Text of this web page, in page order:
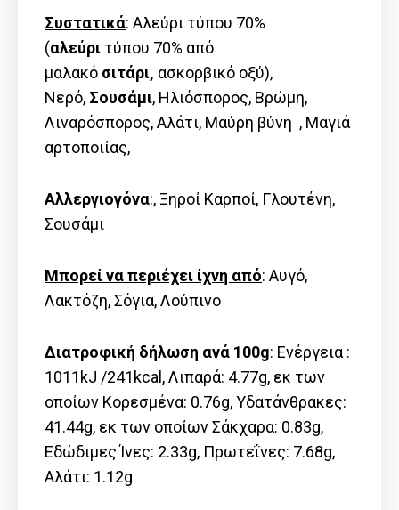
Συστατικά: Αλεύρι τύπου 70%
(αλεύρι τύπου 70% από
μαλακό σιτάρι, ασκορβικό οξύ),
Νερό, Σουσάμι, Ηλιόσπορος, Βρώμη,
Λιναρόσπορος, Αλάτι, Μαύρη βύνη , Μαγιά
αρτοποιίας,
Αλλεργιογόνα:, Ξηροί Καρποί, Γλουτένη,
Σουσάμι
Μπορεί να περιέχει ίχνη από: Αυγό,
Λακτόζη, Σόγια, Λούπινο
Διατροφική δήλωση ανά 100g: Ενέργεια :
1011kJ /241kcal, Λιπαρά: 4.77g, εκ των
οποίων Kορεσμένα: 0.76g, Υδατάνθρακες:
41.44g, εκ των οποίων Σάκχαρα: 0.83g,
Εδώδιμες Ίνες: 2.33g, Πρωτεΐνες: 7.68g,
Αλάτι: 1.12g